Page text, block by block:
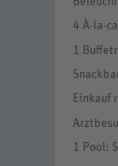
4 À-la-
1
Einkauf
1 Pool: